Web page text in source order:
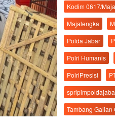
Kodim 0617/
Majalengka
Polda Jabar
Polri Humanis
PolriPresisi
Tambang Galian